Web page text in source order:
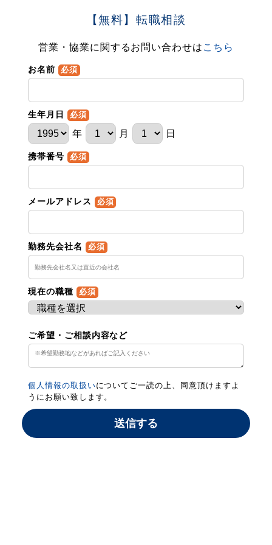
【無料】転職相談
営業・協業に関するお問い合わせは こちら
お名前 必須
生年月日 必須
年 月 日
携帯番号 必須
メールアドレス 必須
勤務先会社名 必須
現在の職種 必須
ご希望・ご相談内容など
個人情報の取扱いについてご一読の上、同意頂けますよ
うにお願い致します。